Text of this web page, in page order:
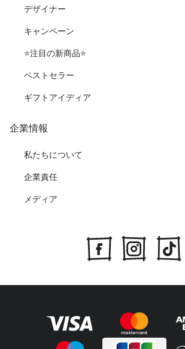
デザイナー
キャンペーン
⭐️注目の新商品⭐️
ベストセラー
ギフトアイディア
企業情報
私たちについて
企業責任
メディア